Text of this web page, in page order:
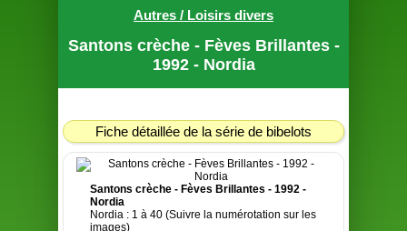
Autres / Loisirs divers
Santons crèche - Fèves Brillantes -
1992 - Nordia
Fiche détaillée de la série de bibelots
Santons crèche - Fèves Brillantes - 1992 -
Nordia
Nordia : 1 à 40 (Suivre la numérotation sur les
images)